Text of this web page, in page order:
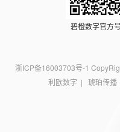
碧橙数字官方
浙ICP备16003703号-1
利欧数字 | 琥珀传播